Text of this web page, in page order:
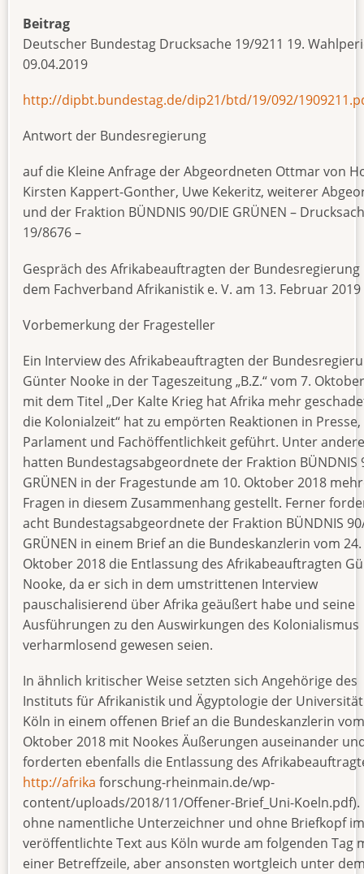
Beitrag
Deutscher Bundestag Drucksache 19/9211 19.
09.04.2019
http://dipbt.bundestag.de/dip21/btd/19/092/
Antwort der Bundesregierung
auf die Kleine Anfrage der Abgeordneten Ottmar von
Kirsten Kappert-Gonther, Uwe Kekeritz, weiterer
und der Fraktion BÜNDNIS 90/DIE GRÜNEN –
19/8676 –
Gespräch des Afrikabeauftragten der
dem Fachverband Afrikanistik e. V. am 13. Februar 2019
Vorbemerkung der Fragesteller
Ein Interview des Afrikabeauftragten der
Günter Nooke in der Tageszeitung „B.Z.“ vom 7.
mit dem Titel „Der Kalte Krieg hat Afrika mehr
die Kolonialzeit“ hat zu empörten Reaktionen in Presse,
Parlament und Fachöffentlichkeit geführt. Unter
hatten Bundestagsabgeordnete der Fraktion BÜNDNIS
GRÜNEN in der Fragestunde am 10. Oktober 2018
Fragen in diesem Zusammenhang gestellt. Ferner
acht Bundestagsabgeordnete der Fraktion BÜNDNIS
GRÜNEN in einem Brief an die Bundeskanzlerin vom 24.
Oktober 2018 die Entlassung des Afrikabeauftragten
Nooke, da er sich in dem umstrittenen Interview
pauschalisierend über Afrika geäußert habe und seine
Ausführungen zu den Auswirkungen des Kolonialismus
verharmlosend gewesen seien.
In ähnlich kritischer Weise setzten sich Angehörige des
Instituts für Afrikanistik und Ägyptologie der
Köln in einem offenen Brief an die Bundeskanzlerin
Oktober 2018 mit Nookes Äußerungen auseinander
forderten ebenfalls die Entlassung des
http://afrika forschung-rheinmain.de/wp-
content/uploads/2018/11/Offener-Brief_Uni-Koeln.pdf).
ohne namentliche Unterzeichner und ohne Briefkopf
veröffentlichte Text aus Köln wurde am folgenden Tag
einer Betreffzeile, aber ansonsten wortgleich unter